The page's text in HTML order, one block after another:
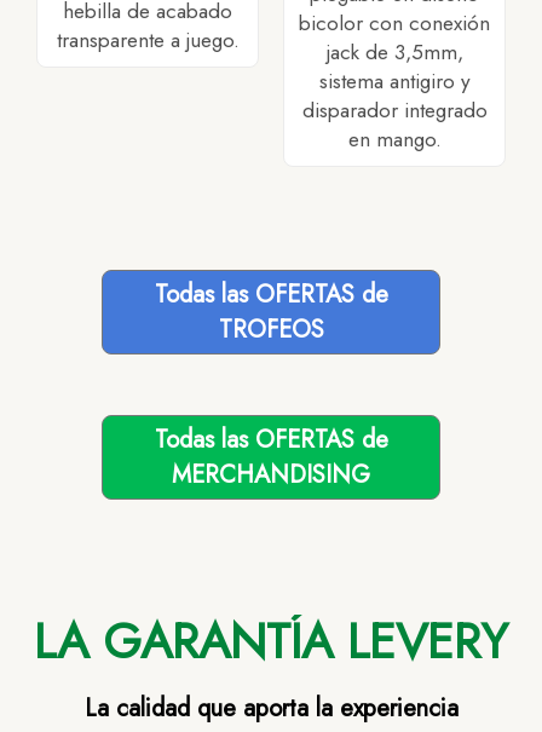
hebilla de acabado
transparente a juego.
bicolor con conexión
jack de 3,5mm,
sistema antigiro y
disparador integrado
en mango.
Todas las OFERTAS de
TROFEOS
Todas las OFERTAS de
MERCHANDISING
LA GARANTÍA LEVERY
La calidad que aporta la experiencia